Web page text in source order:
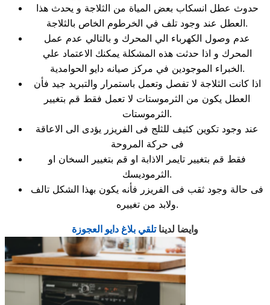
حدوث عطل انسكاب بعض المياة من الثلاجة و يحدث هذا
العطل عند وجود تلف في الخرطوم الخاص بالثلاجة.
عدم وصول الكهرباء الي المحرك و بالتالي عدم عمل
المحرك و اذا حدثت هذه المشكلة يمكنك الاعتماد علي
الخبراء الموجودين في مركز صيانه دايو الحوامدية.
اذا كانت الثلاجة لا تفصل وتعمل باستمرار والتبريد جيد فأن
العطل يكون من الثرموستات لا تعمل فقط قم بتغيير
الثرموستات.
عند وجود تكوين كثيف للثلج فى الفريزر يؤدى الى الاعاقة
فى حركة المروحة
فقط قم بتغيير تايمر الاذابة او قم بتغيير السخان او
الثرموديسك.
فى حالة وجود ثقب فى الفريزر فأنه يكون بهذا الشكل تالف
ولابد من تغييره.
وايضا لديناتلقي بلاغ دايو العجوزة